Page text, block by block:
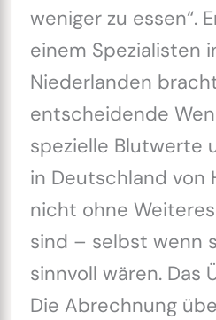
weniger zu essen“.
einem Spezialisten
Niederlanden
entscheidende
spezielle Blutwerte
in Deutschland von
nicht ohne
sind – selbst wenn
sinnvoll wären. Das
Die Abrechnung